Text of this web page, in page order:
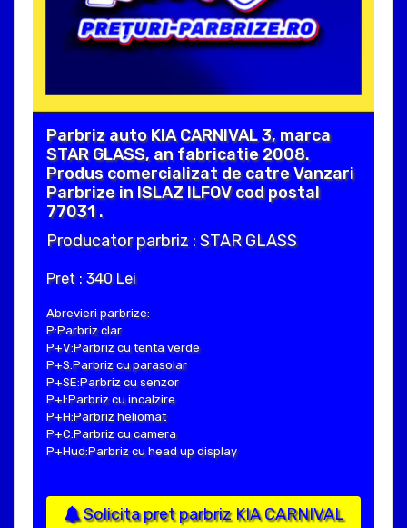
Parbriz auto KIA CARNIVAL 3, marca
STAR GLASS, an fabricatie 2008.
Produs comercializat de catre Vanzari
Parbrize in ISLAZ ILFOV cod postal
77031 .
Producator parbriz : STAR GLASS
Pret : 340 Lei
Abrevieri parbrize:
P:Parbriz clar
P+V:Parbriz cu tenta verde
P+S:Parbriz cu parasolar
P+SE:Parbriz cu senzor
P+I:Parbriz cu incalzire
P+H:Parbriz heliomat
P+C:Parbriz cu camera
P+Hud:Parbriz cu head up display
Solicita pret parbriz KIA CARNIVAL